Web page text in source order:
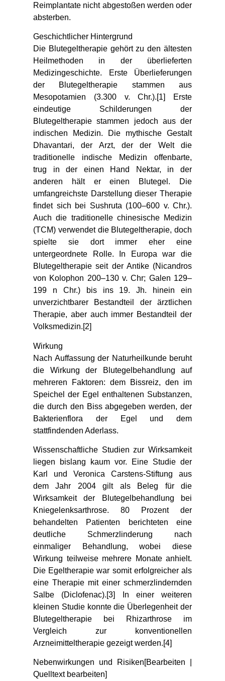
Reimplantate nicht abgestoßen werden oder
absterben.
Geschichtlicher Hintergrund
Die Blutegeltherapie gehört zu den ältesten
Heilmethoden in der überlieferten
Medizingeschichte. Erste Überlieferungen
der Blutegeltherapie stammen aus
Mesopotamien (3.300 v. Chr.).[1] Erste
eindeutige Schilderungen der
Blutegeltherapie stammen jedoch aus der
indischen Medizin. Die mythische Gestalt
Dhavantari, der Arzt, der der Welt die
traditionelle indische Medizin offenbarte,
trug in der einen Hand Nektar, in der
anderen hält er einen Blutegel. Die
umfangreichste Darstellung dieser Therapie
findet sich bei Sushruta (100–600 v. Chr.).
Auch die traditionelle chinesische Medizin
(TCM) verwendet die Blutegeltherapie, doch
spielte sie dort immer eher eine
untergeordnete Rolle. In Europa war die
Blutegeltherapie seit der Antike (Nicandros
von Kolophon 200–130 v. Chr; Galen 129–
199 n Chr.) bis ins 19. Jh. hinein ein
unverzichtbarer Bestandteil der ärztlichen
Therapie, aber auch immer Bestandteil der
Volksmedizin.[2]
Wirkung
Nach Auffassung der Naturheilkunde beruht
die Wirkung der Blutegelbehandlung auf
mehreren Faktoren: dem Bissreiz, den im
Speichel der Egel enthaltenen Substanzen,
die durch den Biss abgegeben werden, der
Bakterienflora der Egel und dem
stattfindenden Aderlass.
Wissenschaftliche Studien zur Wirksamkeit
liegen bislang kaum vor. Eine Studie der
Karl und Veronica Carstens-Stiftung aus
dem Jahr 2004 gilt als Beleg für die
Wirksamkeit der Blutegelbehandlung bei
Kniegelenksarthrose. 80 Prozent der
behandelten Patienten berichteten eine
deutliche Schmerzlinderung nach
einmaliger Behandlung, wobei diese
Wirkung teilweise mehrere Monate anhielt.
Die Egeltherapie war somit erfolgreicher als
eine Therapie mit einer schmerzlindernden
Salbe (Diclofenac).[3] In einer weiteren
kleinen Studie konnte die Überlegenheit der
Blutegeltherapie bei Rhizarthrose im
Vergleich zur konventionellen
Arzneimitteltherapie gezeigt werden.[4]
Nebenwirkungen und Risiken[Bearbeiten |
Quelltext bearbeiten]